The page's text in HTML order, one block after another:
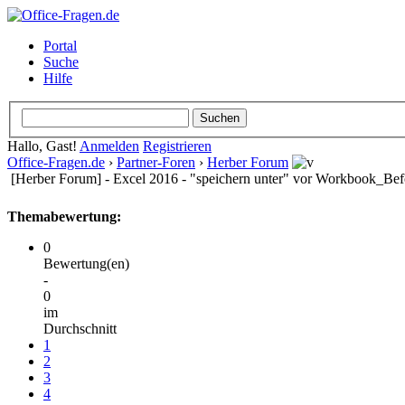
Portal
Suche
Hilfe
Hallo, Gast! Anmelden Registrieren
Office-Fragen.de › Partner-Foren › Herber Forum
[Herber Forum] - Excel 2016 - "speichern unter" vor
Themabewertung:
0
Bewertung(en)
-
0
im
Durchschnitt
1
2
3
4